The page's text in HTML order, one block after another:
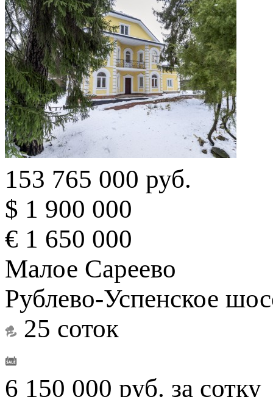
153 765 000 руб.
$ 1 900 000
€ 1 650 000
Малое Сареево
Рублево-Успенское
25 соток
6 150 000 руб. за сотку